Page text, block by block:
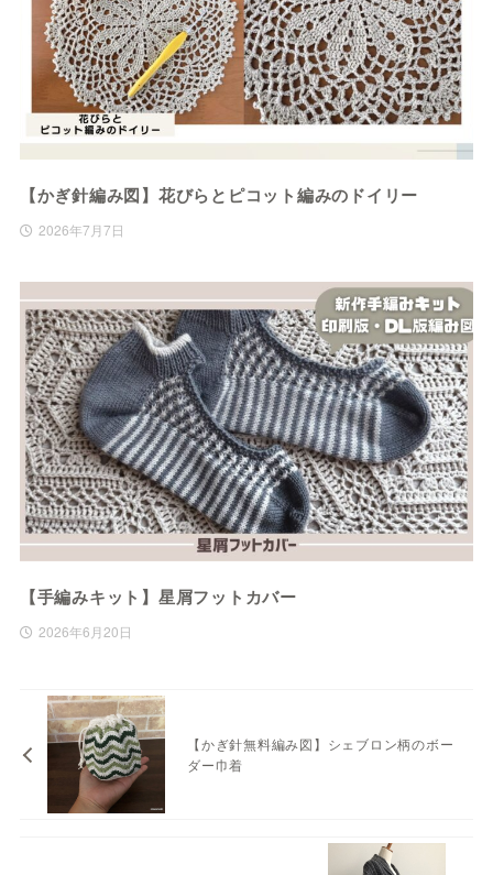
【かぎ針編み図】花びらとピコット編みのドイリー
2026年7月7日
【手編みキット】星屑フットカバー
2026年6月20日
【かぎ針無料編み図】シェブロン柄のボー
ダー巾着